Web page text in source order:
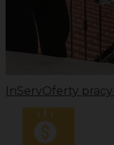
InServOferty pracy